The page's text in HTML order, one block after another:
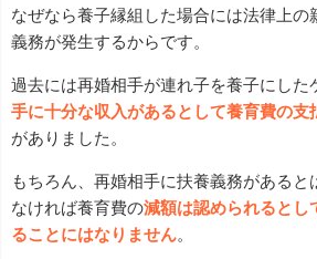
なぜなら養子縁組した場合には法律上の
義務が発生するからです。
過去には再婚相手が連れ子を養子にした
手に十分な収入があるとして養育費の支
がありました。
もちろん、再婚相手に扶養義務がある
なければ養育費の減額は認められるとし
ることにはなりません。